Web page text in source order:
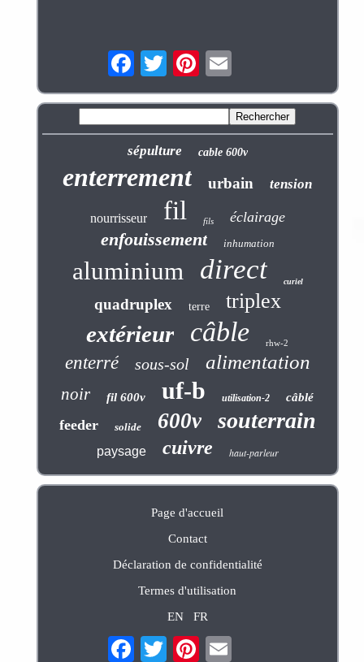
sépulture cable 600v
enterrement urbain tension
nourrisseur fil fils éclairage
enfouissement inhumation
aluminium direct curiel
quadruplex terre triplex
extérieur câble rhw-2
enterré sous-sol alimentation
noir fil 600v uf-b utilisation-2 câblé
feeder solide 600v souterrain
paysage cuivre haut-parleur
Page d'accueil
Contact
Déclaration de confidentialité
Termes d'utilisation
EN
FR